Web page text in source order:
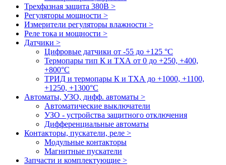
Трехфазная защита 380В >
Регуляторы мощности >
Измерители регуляторы влажности >
Реле тока и мощности >
Датчики >
Цифровые датчики от -55 до +125 °С
Термопары тип К и ТХА от 0 до +250, +400,
+800°C
ТРИД и термопары К и ТХА до +1000, +1100,
+1250, +1300°C
Автоматы, УЗО, дифф. автоматы >
Автоматические выключатели
УЗО - устройства защитного отключения
Дифференциальные автоматы
Контакторы, пускатели, реле >
Модульные контакторы
Магнитные пускатели
Запчасти и комплектующие >